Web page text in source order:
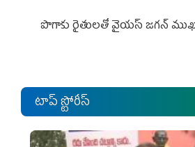
పొగాకు రైతుల‌తో వైయ‌స్ జ‌గ‌న్
టాప్ స్టోరీస్